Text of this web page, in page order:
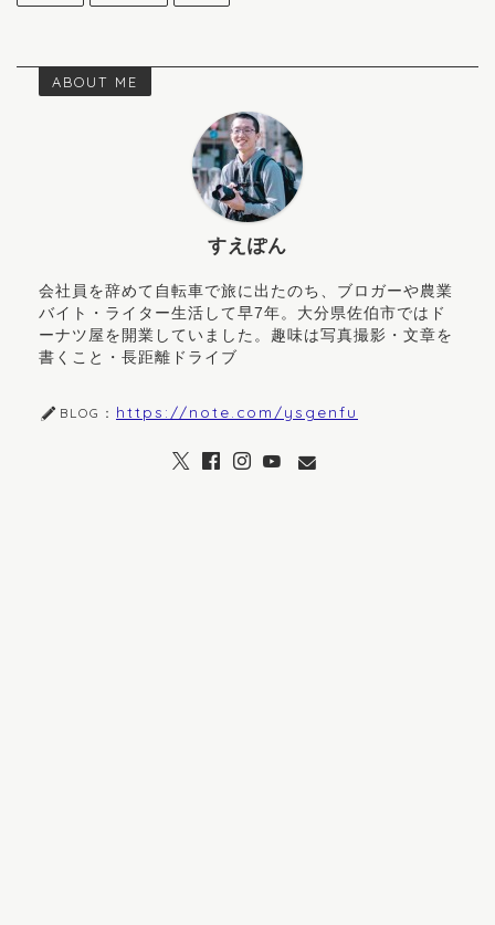
ABOUT ME
すえぽん
会社員を辞めて自転車で旅に出たのち、ブロガーや農業
バイト・ライター生活して早7年。大分県佐伯市ではド
ーナツ屋を開業していました。趣味は写真撮影・文章を
書くこと・長距離ドライブ
BLOG： https://note.com/ysgenfu